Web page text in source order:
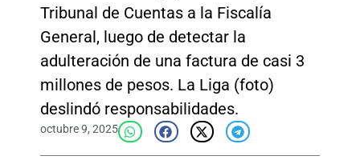
Tribunal de Cuentas a la Fiscalía
General, luego de detectar la
adulteración de una factura de casi 3
millones de pesos. La Liga (foto)
deslindó responsabilidades.
octubre 9, 2025